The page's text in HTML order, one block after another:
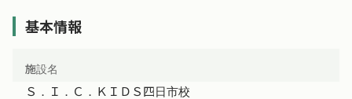
基本情報
施設名
Ｓ．Ｉ．Ｃ．ＫＩＤＳ四日市校